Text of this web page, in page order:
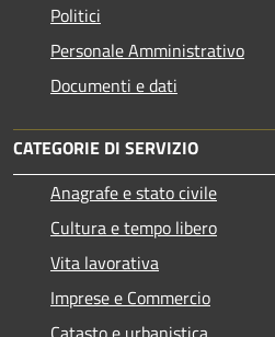
Politici
Personale Amministrativo
Documenti e dati
CATEGORIE DI SERVIZIO
Anagrafe e stato civile
Cultura e tempo libero
Vita lavorativa
Imprese e Commercio